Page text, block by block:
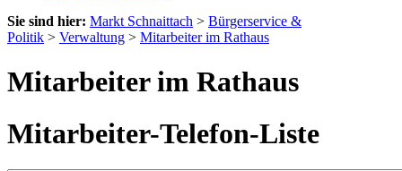
Sie sind hier: Markt Schnaittach > Bürgerservice &
Politik > Verwaltung > Mitarbeiter im Rathaus
Mitarbeiter im Rathaus
Mitarbeiter-Telefon-Liste